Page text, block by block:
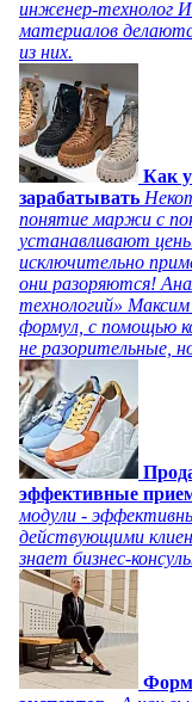
инженер-технолог
материалов
из них.
Как
зарабатывать
понятие маржи с
устанавливают
исключительно
они разоряются!
технологий»
формул, с помощью
не разорительные,
эффективные
модули -
действующими
знает бизнес-